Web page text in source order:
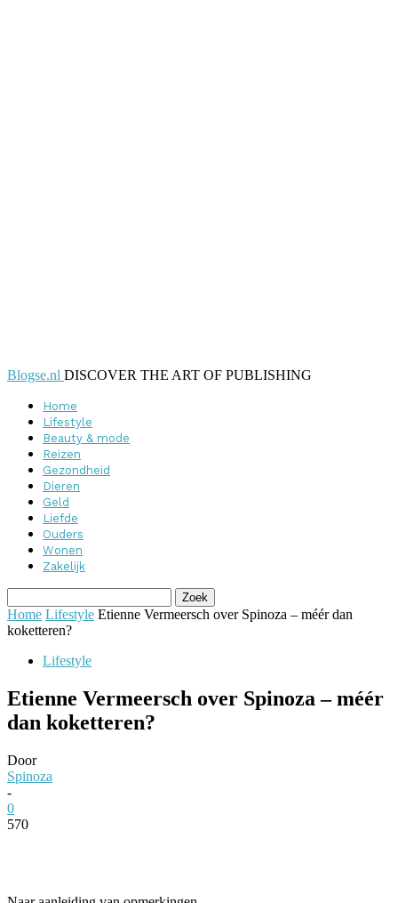
Blogse.nl DISCOVER THE ART OF PUBLISHING
Home
Lifestyle
Beauty & mode
Reizen
Gezondheid
Dieren
Geld
Liefde
Ouders
Wonen
Zakelijk
Home Lifestyle Etienne Vermeersch over Spinoza – méér dan
koketteren?
Lifestyle
Etienne Vermeersch over Spinoza – méér
dan koketteren?
Door
Spinoza
-
0
570